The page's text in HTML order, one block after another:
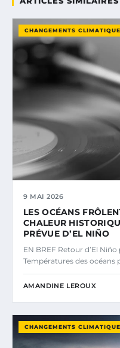
CHANGEMENTS
9 MAI 2026
LES OCÉANS
CHALEUR
PRÉVUE D’EL NIÑO
EN BREF Retour d’El
Températures des océans
AMANDINE LEROUX
CHANGEMENTS